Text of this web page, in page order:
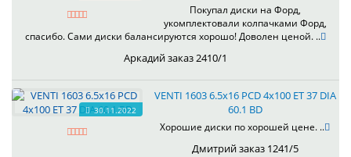
Покупал диски на Форд,
укомплектовали колпачками Форд,
спасибо. Сами диски балансируются хорошо! Доволен ценой. ..
Аркадий заказ 2410/1
30.11.2022
VENTI 1603 6.5x16 PCD 4x100 ET 37 DIA
60.1 BD
Хорошие диски по хорошей цене. ..
Дмитрий заказ 1241/5